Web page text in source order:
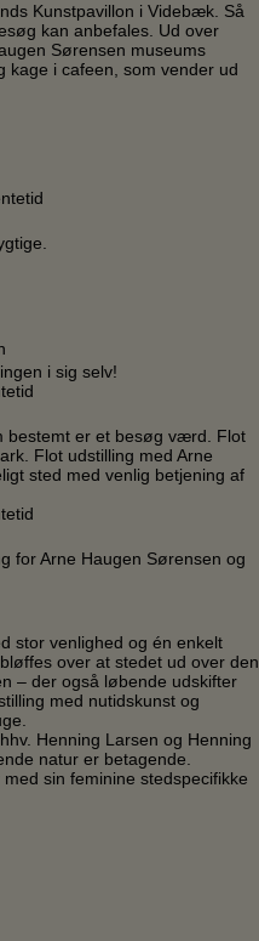
Kunstpavillon i Videbæk. Så
kan anbefales. Ud over
Sørensen museums
kage i cafeen, som vender ud
i sig selv!
bestemt er et besøg værd. Flot
Flot udstilling med Arne
sted med venlig betjening af
for Arne Haugen Sørensen og
stor venlighed og én enkelt
over at stedet ud over den
– der også løbende udskifter
med nutidskunst og
Henning Larsen og Henning
natur er betagende.
sin feminine stedspecifikke